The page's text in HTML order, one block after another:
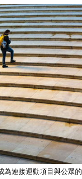
為連接運動項目與公眾的